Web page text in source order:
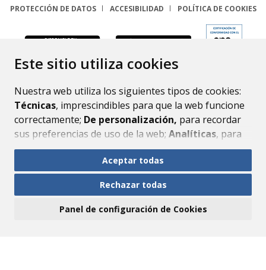
Este sitio utiliza cookies
Nuestra web utiliza los siguientes tipos de cookies:
Técnicas, imprescindibles para que la web funcione
correctamente; De personalización, para recordar
sus preferencias de uso de la web; Analíticas, para
mejorar el funcionamiento de la web y sus servicios.
Si acepta pulsando el botón“Aceptar todas”
consideramos que acepta su uso. Si pulsa el botón
ninguna acción, se guardarán las cookies técnicas
Aceptar todas
Rechazar todas
Panel de configuración de Cookies
PROTECCIÓN DE DATOS
ACCESIBILIDAD POLÍTICA DE COOKIES